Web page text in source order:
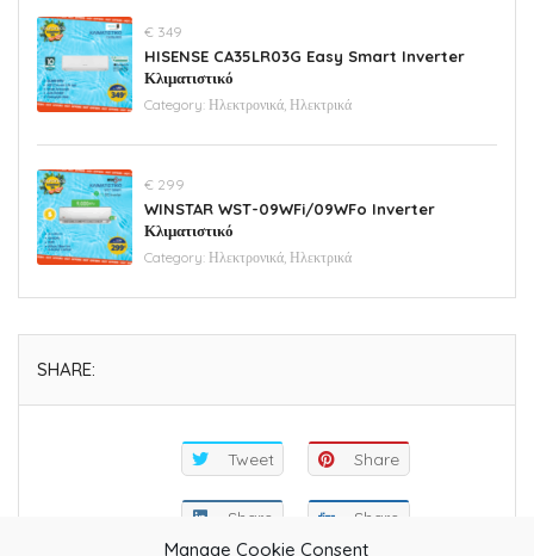
Manage Cookie Consent
€ 349
HISENSE CA35LR03G Easy Smart Inverter
Κλιματιστικό
Category: Ηλεκτρονικά, Ηλεκτρικά
€ 299
WINSTAR WST-09WFi/09WFo Inverter
Κλιματιστικό
Category: Ηλεκτρονικά, Ηλεκτρικά
SHARE:
Tweet Share
Share Share